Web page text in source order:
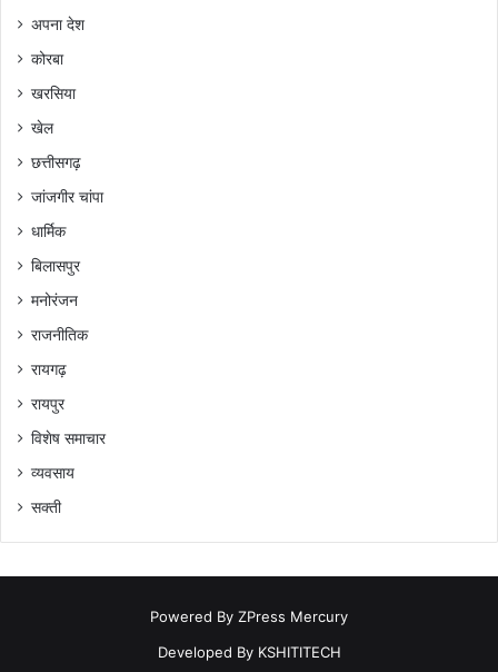
अपना देश
कोरबा
खरसिया
खेल
छत्तीसगढ़
जांजगीर चांपा
धार्मिक
बिलासपुर
मनोरंजन
राजनीतिक
रायगढ़
रायपुर
विशेष समाचार
व्यवसाय
सक्ती
Powered By ZPress Mercury
Developed By KSHITITECH